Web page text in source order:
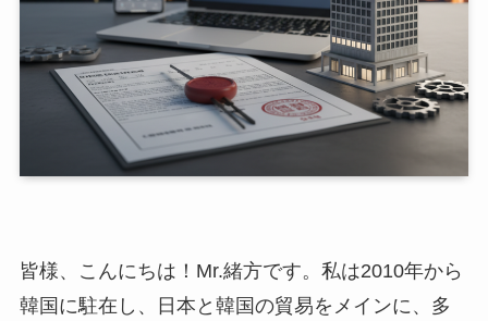
皆様、こんにちは！Mr.緒方です。私は2010年から
韓国に駐在し、日本と韓国の貿易をメインに、多